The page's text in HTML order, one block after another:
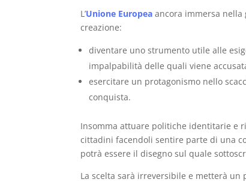
L’Unione Europea ancora immersa
creazione:
diventare uno strumento utile alle
impalpabilità delle quali viene
esercitare un protagonismo nello
conquista.
Insomma attuare politiche identitarie e
cittadini facendoli sentire parte di una
potrà essere il disegno sul quale
La scelta sarà irreversibile e metterà un